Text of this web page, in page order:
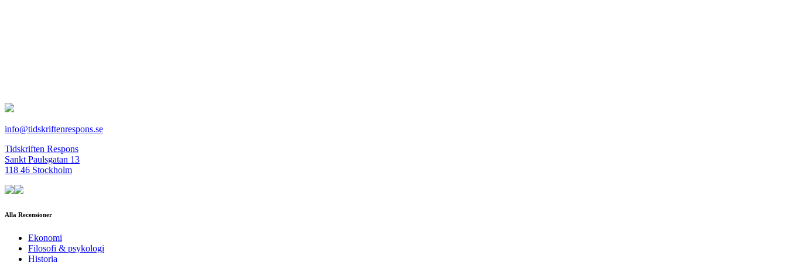
info@tidskriftenrespons.se
Tidskriften Respons
Sankt Paulsgatan 13
118 46 Stockholm
Alla Recensioner
Ekonomi
Filosofi & psykologi
Historia